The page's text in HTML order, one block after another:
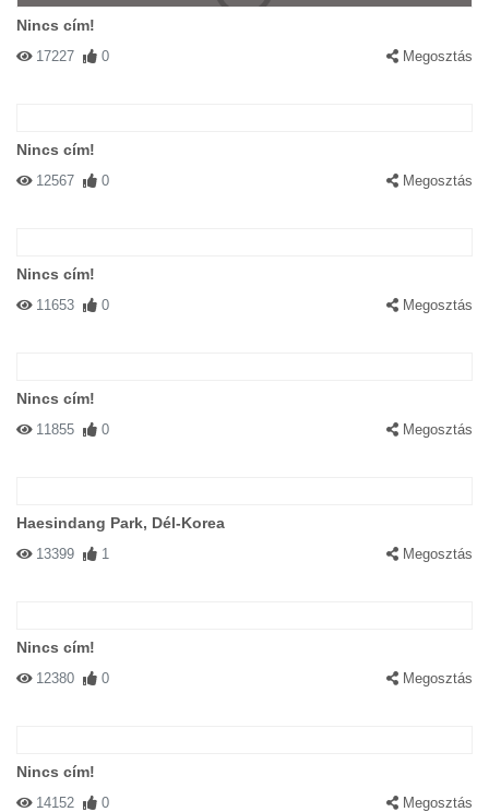
Nincs cím!
17227 0 Megosztás
Nincs cím!
12567 0 Megosztás
Nincs cím!
11653 0 Megosztás
Nincs cím!
11855 0 Megosztás
Haesindang Park, Dél-Korea
13399 1 Megosztás
Nincs cím!
12380 0 Megosztás
Nincs cím!
14152 0 Megosztás